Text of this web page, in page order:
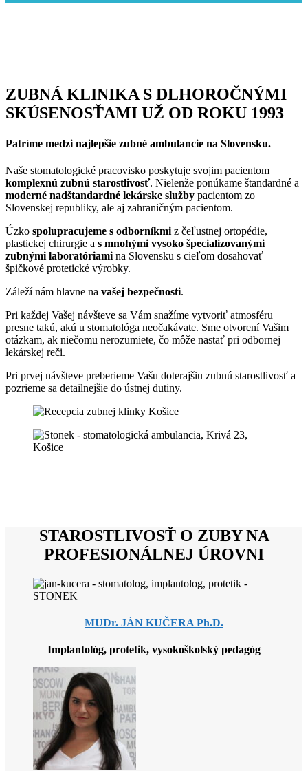
ZUBNÁ KLINIKA S DLHOROČNÝMI
SKÚSENOSŤAMI UŽ OD ROKU 1993
Patríme medzi najlepšie zubné ambulancie na Slovensku.
Naše stomatologické pracovisko poskytuje svojim pacientom
komplexnú zubnú starostlivosť. Nielenže ponúkame štandardné a
moderné nadštandardné lekárske služby pacientom zo
Slovenskej republiky, ale aj zahraničným pacientom.
Úzko spolupracujeme s odborníkmi z čeľustnej ortopédie,
plastickej chirurgie a s mnohými vysoko špecializovanými
zubnými laboratóriami na Slovensku s cieľom dosahovať
špičkové protetické výrobky.
Záleží nám hlavne na vašej bezpečnosti.
Pri každej Vašej návšteve sa Vám snažíme vytvoriť atmosféru
presne takú, akú u stomatológa neočakávate. Sme otvorení Vašim
otázkam, ak niečomu nerozumiete, čo môže nastať pri odbornej
lekárskej reči.
Pri prvej návšteve preberieme Vašu doterajšiu zubnú starostlivosť a
pozrieme sa detailnejšie do ústnej dutiny.
STAROSTLIVOSŤ O ZUBY NA
PROFESIONÁLNEJ ÚROVNI
MUDr. JÁN KUČERA Ph.D.
Implantológ, protetik, vysokoškolský pedagóg